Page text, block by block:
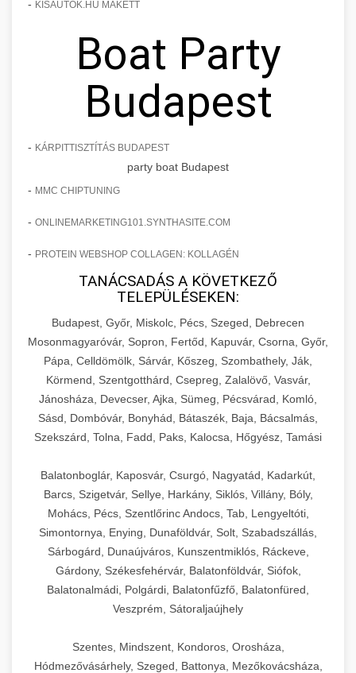
- KISAUTOK.HU MAKETT
Boat Party
Budapest
- KÁRPITTISZTÍTÁS BUDAPEST
party boat Budapest
- MMC CHIPTUNING
- ONLINEMARKETING101.SYNTHASITE.COM
- PROTEIN WEBSHOP COLLAGEN: KOLLAGÉN
TANÁCSADÁS A KÖVETKEZŐ
TELEPÜLÉSEKEN:
Budapest, Győr, Miskolc, Pécs, Szeged, Debrecen
Mosonmagyaróvár, Sopron, Fertőd, Kapuvár, Csorna, Győr,
Pápa, Celldömölk, Sárvár, Kőszeg, Szombathely, Ják,
Körmend, Szentgotthárd, Csepreg, Zalalövő, Vasvár,
Jánosháza, Devecser, Ajka, Sümeg, Pécsvárad, Komló,
Sásd, Dombóvár, Bonyhád, Bátaszék, Baja, Bácsalmás,
Szekszárd, Tolna, Fadd, Paks, Kalocsa, Hőgyész, Tamási
Balatonboglár, Kaposvár, Csurgó, Nagyatád, Kadarkút,
Barcs, Szigetvár, Sellye, Harkány, Siklós, Villány, Bóly,
Mohács, Pécs, Szentlőrinc Andocs, Tab, Lengyeltóti,
Simontornya, Enying, Dunaföldvár, Solt, Szabadszállás,
Sárbogárd, Dunaújváros, Kunszentmiklós, Ráckeve,
Gárdony, Székesfehérvár, Balatonföldvár, Siófok,
Balatonalmádi, Polgárdi, Balatonfűzfő, Balatonfüred,
Veszprém, Sátoraljaújhely
Szentes, Mindszent, Kondoros, Orosháza,
Hódmezővásárhely, Szeged, Battonya, Mezőkovácsháza,